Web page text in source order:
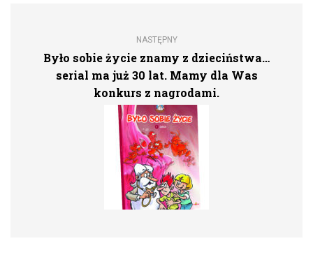
NASTĘPNY
Było sobie życie znamy z dzieciństwa…
serial ma już 30 lat. Mamy dla Was
konkurs z nagrodami.